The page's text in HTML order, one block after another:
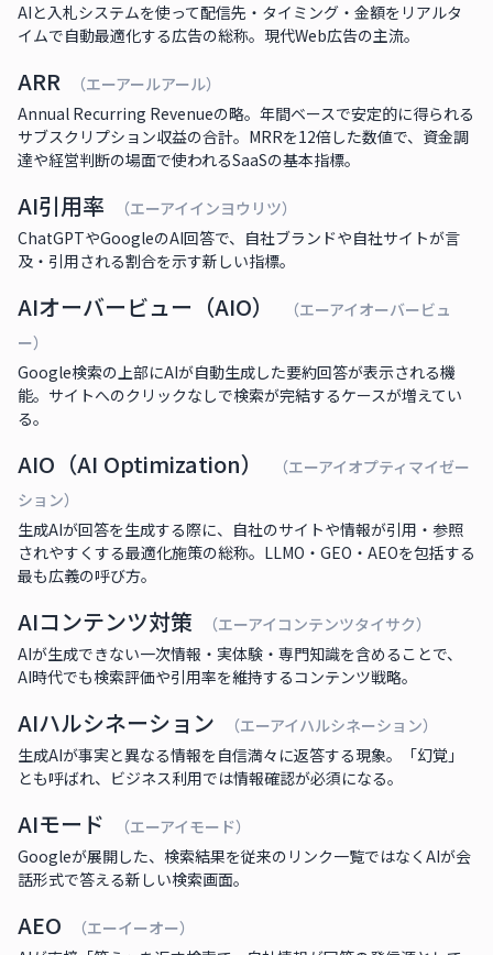
AIと入札システムを使って配信先・タイミング・金額をリアルタ
イムで自動最適化する広告の総称。現代Web広告の主流。
ARR
（エーアールアール）
Annual Recurring Revenueの略。年間ベースで安定的に得られる
サブスクリプション収益の合計。MRRを12倍した数値で、資金調
達や経営判断の場面で使われるSaaSの基本指標。
AI引用率
（エーアイインヨウリツ）
ChatGPTやGoogleのAI回答で、自社ブランドや自社サイトが言
及・引用される割合を示す新しい指標。
AIオーバービュー（AIO）
（エーアイオーバービュ
ー）
Google検索の上部にAIが自動生成した要約回答が表示される機
能。サイトへのクリックなしで検索が完結するケースが増えてい
る。
AIO（AI Optimization）
（エーアイオプティマイゼー
ション）
生成AIが回答を生成する際に、自社のサイトや情報が引用・参照
されやすくする最適化施策の総称。LLMO・GEO・AEOを包括する
最も広義の呼び方。
AIコンテンツ対策
（エーアイコンテンツタイサク）
AIが生成できない一次情報・実体験・専門知識を含めることで、
AI時代でも検索評価や引用率を維持するコンテンツ戦略。
AIハルシネーション
（エーアイハルシネーション）
生成AIが事実と異なる情報を自信満々に返答する現象。「幻覚」
とも呼ばれ、ビジネス利用では情報確認が必須になる。
AIモード
（エーアイモード）
Googleが展開した、検索結果を従来のリンク一覧ではなくAIが会
話形式で答える新しい検索画面。
AEO
（エーイーオー）